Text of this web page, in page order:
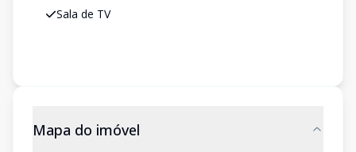
Sala de TV
Mapa do imóvel